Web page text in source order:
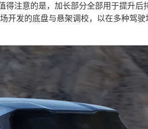
注意的是，加长部分全部用于提升后
开发的底盘与悬架调校，以在多种驾